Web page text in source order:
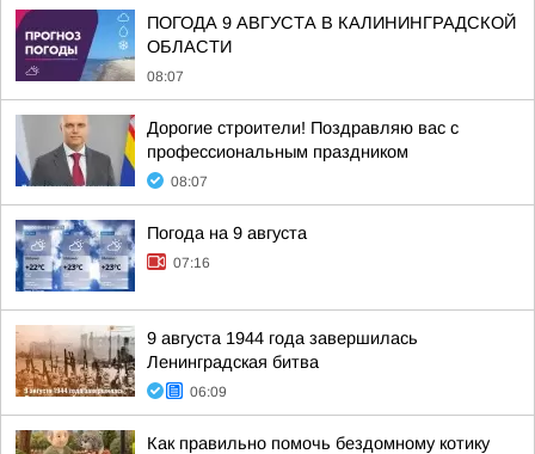
ПОГОДА 9 АВГУСТА В КАЛИНИНГРАДСКОЙ
ОБЛАСТИ
08:07
Дорогие строители! Поздравляю вас с
профессиональным праздником
08:07
Погода на 9 августа
07:16
9 августа 1944 года завершилась
Ленинградская битва
06:09
Как правильно помочь бездомному котику